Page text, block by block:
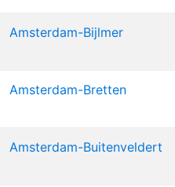
Amsterdam-Bijlmer
Amsterdam-Bretten
Amsterdam-Buitenveldert